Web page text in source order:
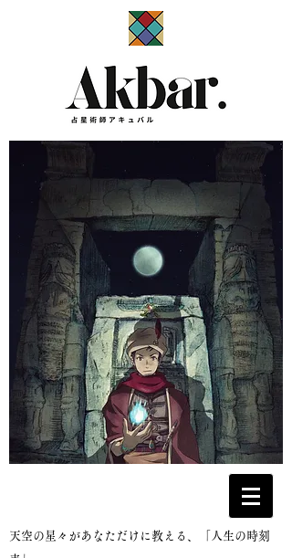
​占星術師アキュバル公式サイト
​天空の星々があなただけに教える、「人生の時刻